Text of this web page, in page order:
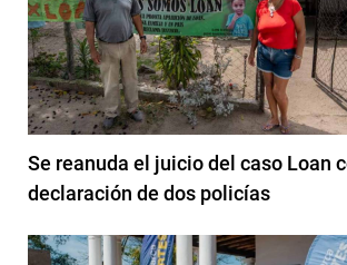
Se reanuda el juicio del caso Loan
declaración de dos policías